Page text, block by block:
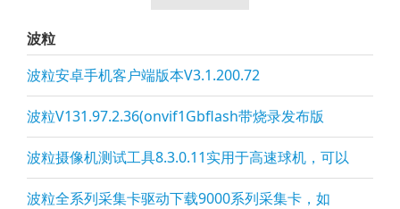
波粒
波粒安卓手机客户端版本V3.1.200.72
波粒V131.97.2.36(onvif1Gbflash带烧录发布版
波粒摄像机测试工具8.3.0.11实用于高速球机，可以
波粒全系列采集卡驱动下载9000系列采集卡，如